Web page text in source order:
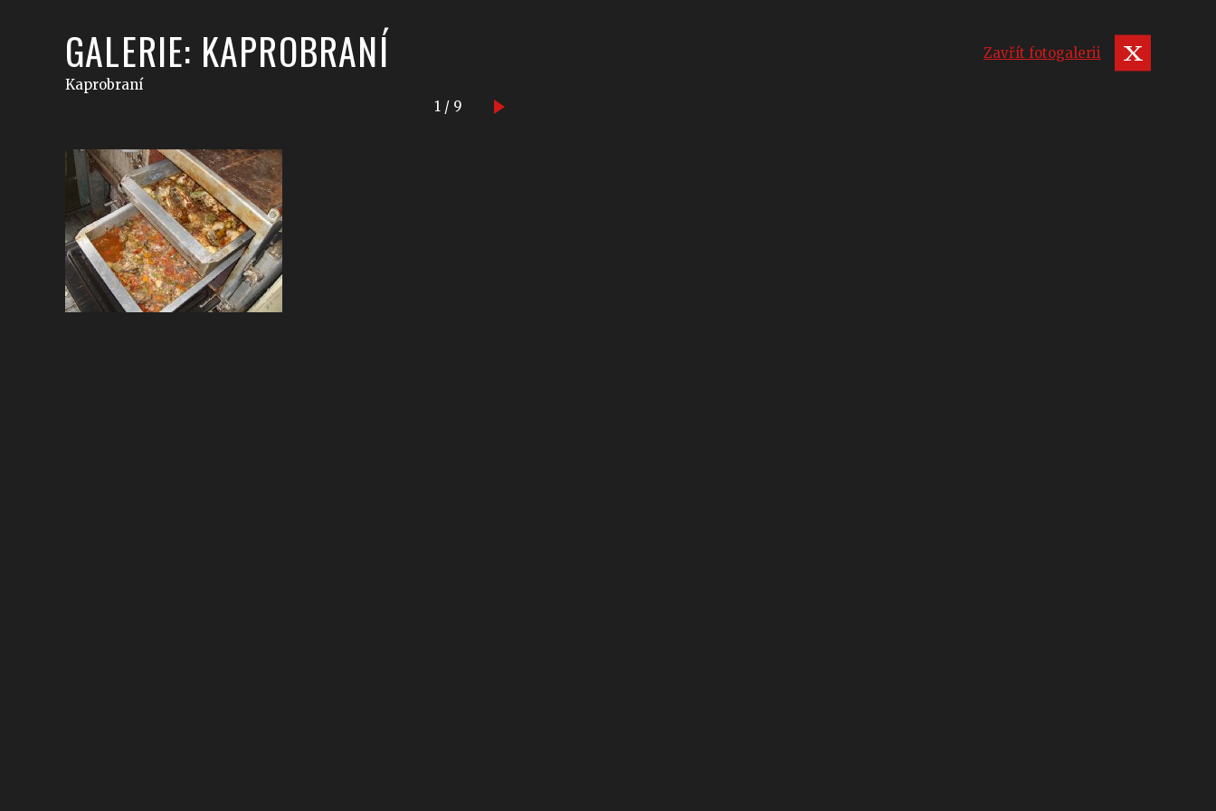
GALERIE: KAPROBRANÍ
Kaprobraní
1 / 9
Zavřít fotogalerii